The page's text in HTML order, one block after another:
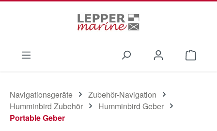
Navigationsgeräte
Zubehör-Navigation
Humminbird Zubehör
Humminbird Geber
Portable Geber